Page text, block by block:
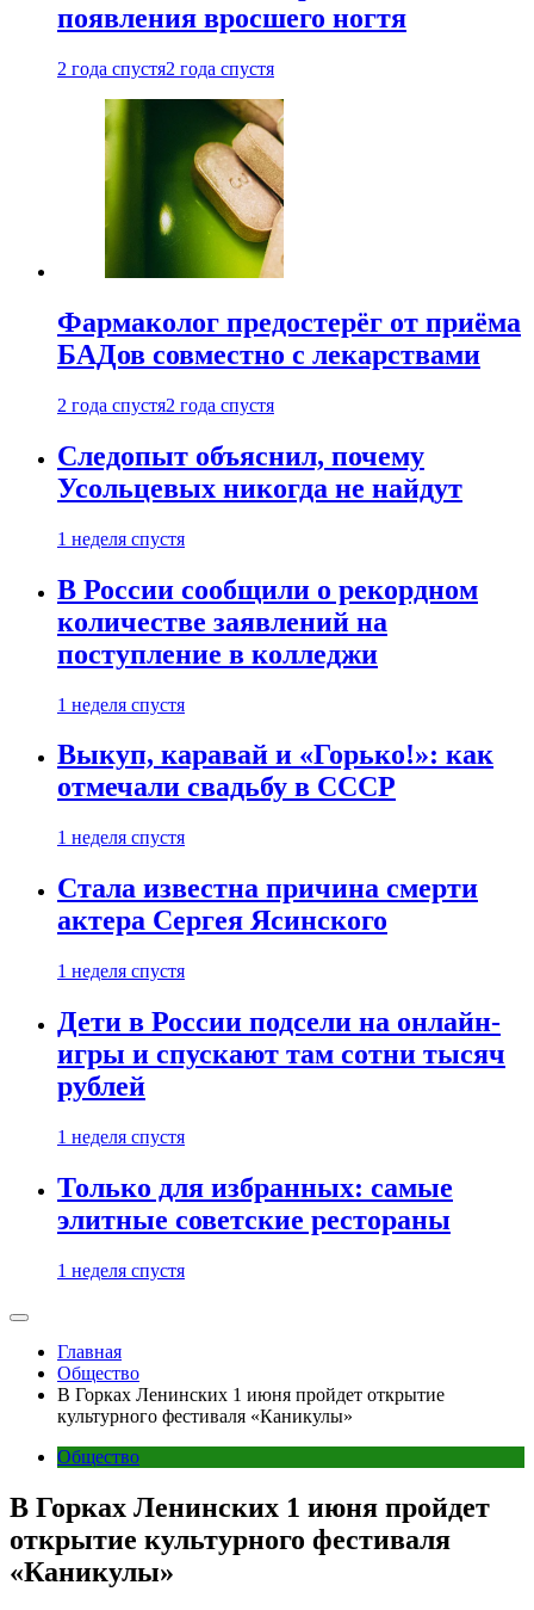
появления вросшего ногтя
2 года спустя2 года спустя
Фармаколог предостерёг от приёма
БАДов совместно с лекарствами
2 года спустя2 года спустя
Следопыт объяснил, почему
Усольцевых никогда не найдут
1 неделя спустя
В России сообщили о рекордном
количестве заявлений на
поступление в колледжи
1 неделя спустя
Выкуп, каравай и «Горько!»: как
отмечали свадьбу в СССР
1 неделя спустя
Стала известна причина смерти
актера Сергея Ясинского
1 неделя спустя
Дети в России подсели на онлайн-
игры и спускают там сотни тысяч
рублей
1 неделя спустя
Только для избранных: самые
элитные советские рестораны
1 неделя спустя
Главная
Общество
В Горках Ленинских 1 июня пройдет открытие
культурного фестиваля «Каникулы»
Общество
В Горках Ленинских 1 июня пройдет
открытие культурного фестиваля
«Каникулы»